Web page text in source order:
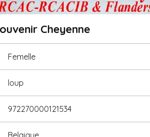
Cheyenne
Femelle
loup
972270000121534
Belgique